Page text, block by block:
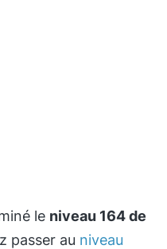
le niveau 164 de
passer au niveau